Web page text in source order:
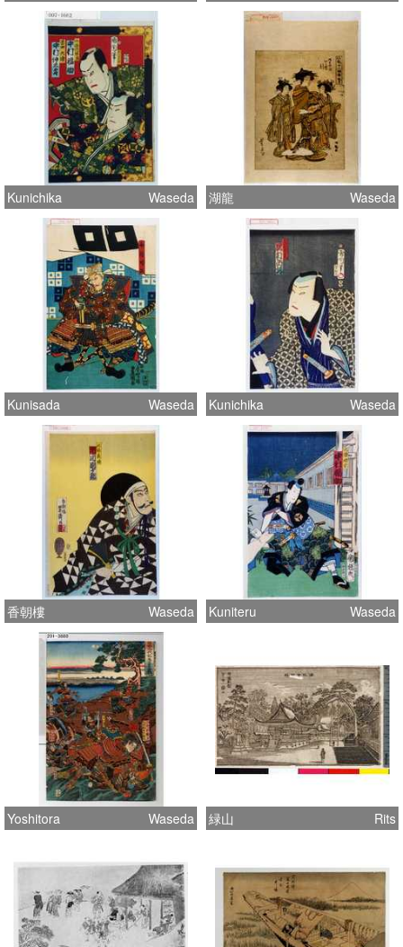
Kunichika Waseda 湖龍 Waseda
Kunisada Waseda Kunichika Waseda
香朝樓 Waseda Kuniteru Waseda
Yoshitora Waseda 緑山 Rits